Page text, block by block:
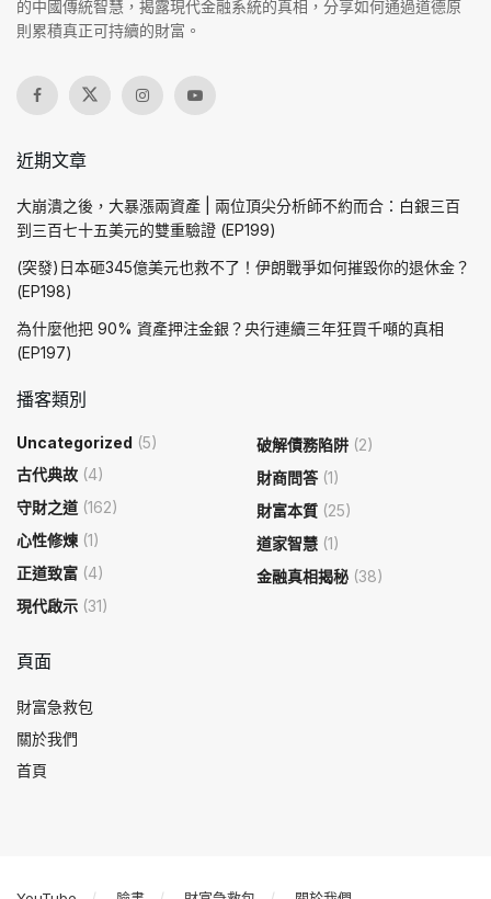
的中國傳統智慧，揭露現代金融系統的真相，分享如何通過道德原
則累積真正可持續的財富。
近期文章
大崩潰之後，大暴漲兩資產 | 兩位頂尖分析師不約而合：白銀三百
到三百七十五美元的雙重驗證 (EP199)
(突發)日本砸345億美元也救不了！伊朗戰爭如何摧毀你的退休金？
(EP198)
為什麼他把 90% 資產押注金銀？央行連續三年狂買千噸的真相
(EP197)
播客類別
Uncategorized (5)
古代典故 (4)
守財之道 (162)
心性修煉 (1)
正道致富 (4)
現代啟示 (31)
破解債務陷阱 (2)
財商問答(1)
財富本質 (25)
道家智慧 (1)
金融真相揭秘 (38)
頁面
財富急救包
關於我們
首頁